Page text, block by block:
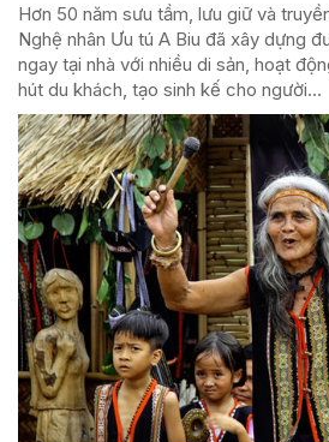
Hơn 50 năm sưu tầm, lưu giữ và
Nghệ nhân Ưu tú A Biu đã xây dựng
ngay tại nhà với nhiều di sản, hoạt
hút du khách, tạo sinh kế cho người...